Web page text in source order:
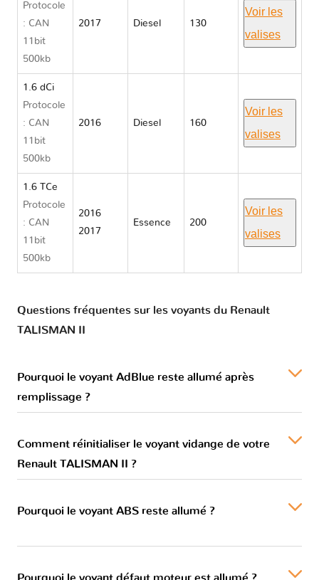
Protocole
: CAN
11bit
500kb
2017 Diesel 130
Voir les
valises
1.6 dCi
Protocole
: CAN
11bit
500kb
2016 Diesel 160
Voir les
valises
1.6 TCe
Protocole
: CAN
11bit
500kb
2016
2017
Essence 200
Voir les
valises
Questions fréquentes sur les voyants du Renault
TALISMAN II
Pourquoi le voyant AdBlue reste allumé après
remplissage ?
Comment réinitialiser le voyant vidange de votre
Renault TALISMAN II ?
Pourquoi le voyant ABS reste allumé ?